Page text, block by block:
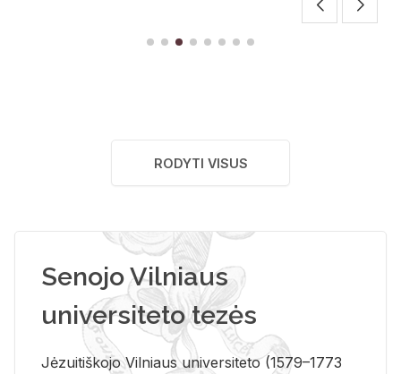
RODYTI VISUS
Senojo Vilniaus
universiteto tezės
Jėzuitiškojo Vilniaus universiteto (1579–1773